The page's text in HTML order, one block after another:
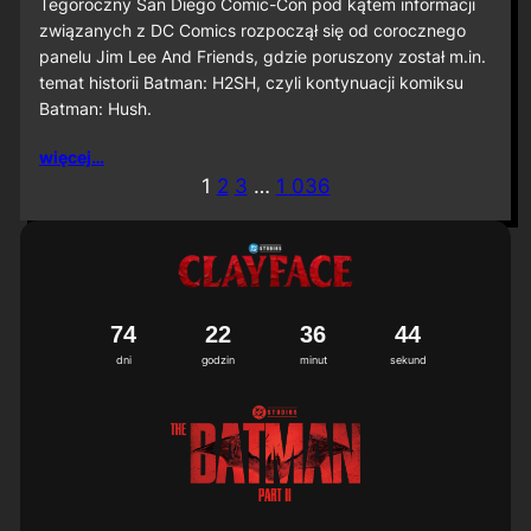
D
C
2
o
w
a
Tegoroczny San Diego Comic-Con pod kątem informacji
związanych z DC Comics rozpoczął się od corocznego
panelu Jim Lee And Friends, gdzie poruszony został m.in.
temat historii Batman: H2SH, czyli kontynuacji komiksu
Batman: Hush.
więcej…
1 2 3 … 1 036
dni
74
godzin
22
minut
36
sekund
42